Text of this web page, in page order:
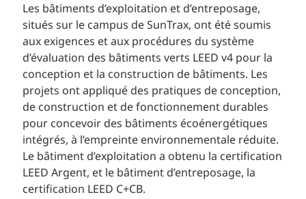
Les bâtiments d’exploitation et d’entreposage,
situés sur le campus de SunTrax, ont été soumis
aux exigences et aux procédures du système
d’évaluation des bâtiments verts LEED v4 pour la
conception et la construction de bâtiments. Les
projets ont appliqué des pratiques de conception,
de construction et de fonctionnement durables
pour concevoir des bâtiments écoénergétiques
intégrés, à l’empreinte environnementale réduite.
Le bâtiment d’exploitation a obtenu la certification
LEED Argent, et le bâtiment d’entreposage, la
certification LEED C+CB.